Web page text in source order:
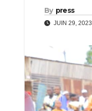
By press
JUIN 29, 2023